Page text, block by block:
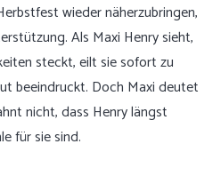
wieder näherzubringen,
Als Maxi Henry sieht,
steckt, eilt sie sofort zu
beeindruckt. Doch Maxi deutet
nicht, dass Henry längst
für sie sind.